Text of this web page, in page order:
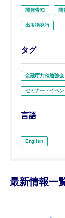
開催告知 開
出版物発行
タグ
金融庁共催勉強会
セミナー・イベン
言語
English
最新情報一